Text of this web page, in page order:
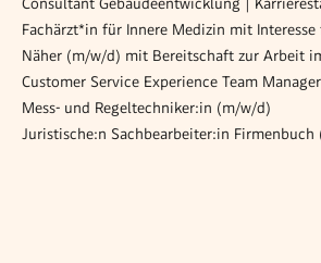
Fachärzt*in für Innere Medizin mit
Näher (m/w/d) mit Bereitschaft zur Arbeit
Customer Service Experience Team Manager
Mess- und Regeltechniker:in (m/w/d)
Juristische:n Sachbearbeiter:in